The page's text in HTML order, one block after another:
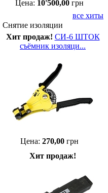
Цена: 10'500,00 грн
все хиты
Снятие изоляции
Хит продаж! СИ-6 ШТОК
съёмник изоляци...
Цена: 270,00 грн
Хит продаж!